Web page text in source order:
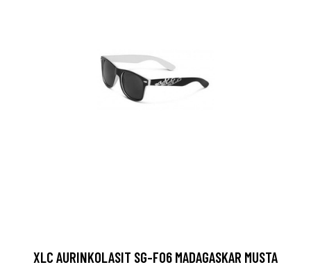
XLC AURINKOLASIT SG-F06 MADAGASKAR MUSTA